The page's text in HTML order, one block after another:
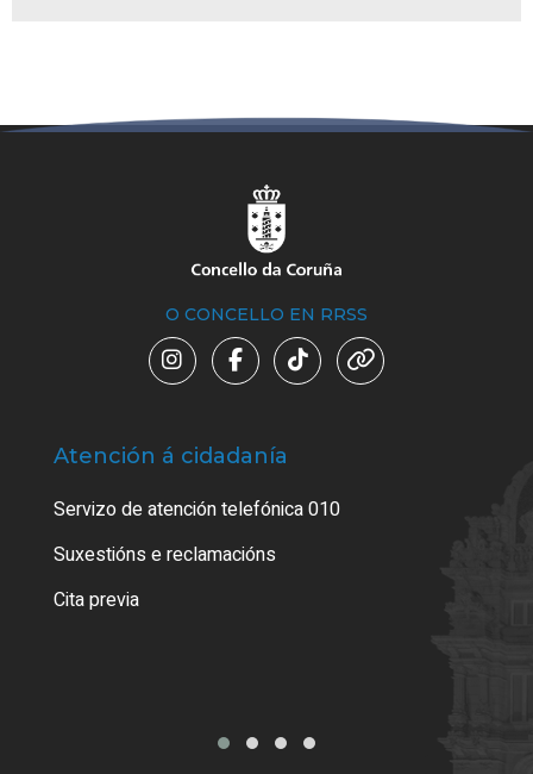
O CONCELLO EN RRSS
Atención á cidadanía
Servizo de atención telefónica 010
Suxestións e reclamacións
Cita previa